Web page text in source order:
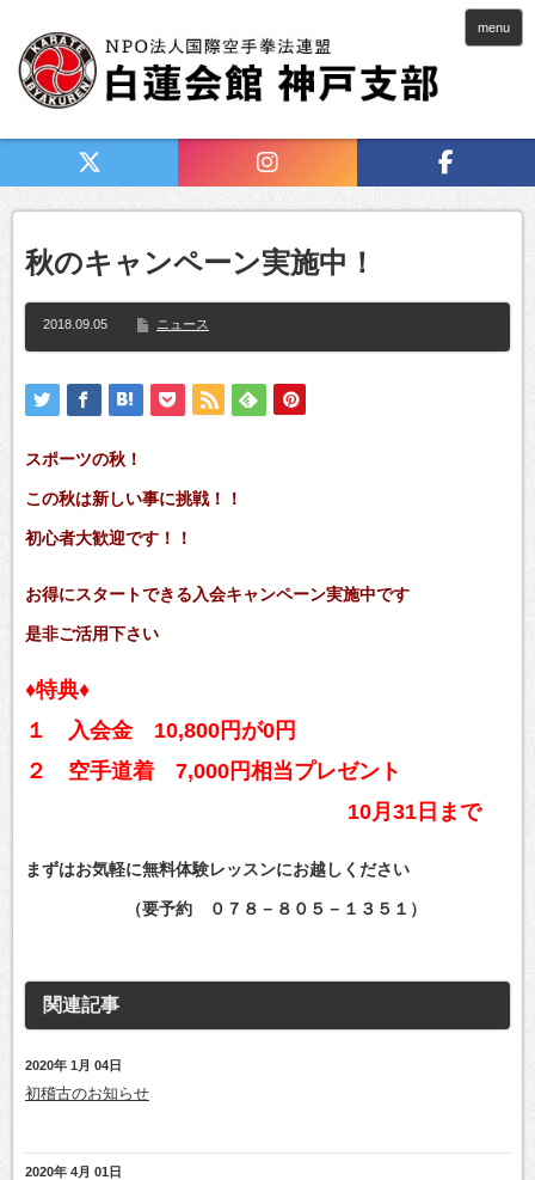
menu
秋のキャンペーン実施中！
2018.09.05 ニュース
スポーツの秋！
この秋は新しい事に挑戦！！
初心者大歓迎です！！
お得にスタートできる入会キャンペーン実施中です
是非ご活用下さい
♦特典♦
１ 入会金 10,800円が0円
２ 空手道着 7,000円相当プレゼント
10月31日まで
まずはお気軽に無料体験レッスンにお越しください
（要予約 ０７８－８０５－１３５１）
関連記事
2020年 1月 04日
初稽古のお知らせ
2020年 4月 01日